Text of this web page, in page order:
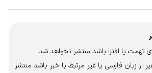
تهمت یا افترا باشد منتشر نخواهد شد.
از زبان فارسی یا غیر مرتبط با خبر باشد منتشر